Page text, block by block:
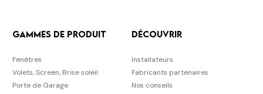
Gammes de produit
Fenêtres
Volets, Screen, Brise soleil
Porte de Garage
Découvrir
Installateurs
Fabricants partenaires
Nos conseils